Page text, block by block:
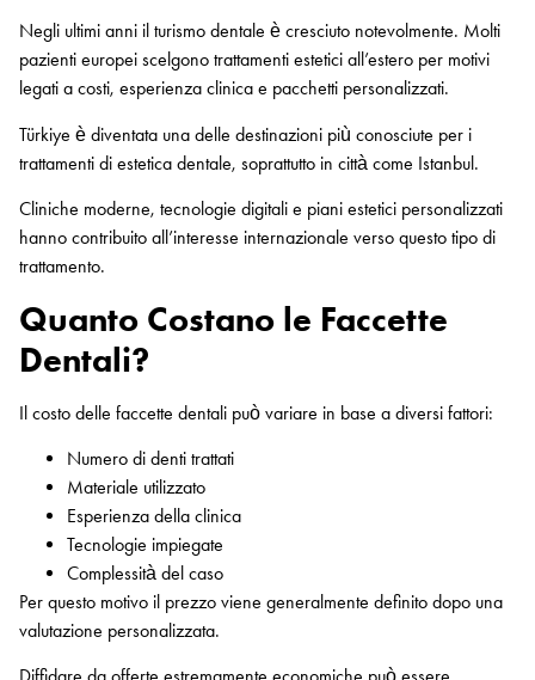
Negli ultimi anni il turismo dentale è cresciuto notevolmente. Molti
pazienti europei scelgono trattamenti estetici all’estero per motivi
legati a costi, esperienza clinica e pacchetti personalizzati.
Türkiye è diventata una delle destinazioni più conosciute per i
trattamenti di estetica dentale, soprattutto in città come Istanbul.
Cliniche moderne, tecnologie digitali e piani estetici personalizzati
hanno contribuito all’interesse internazionale verso questo tipo di
trattamento.
Quanto Costano le Faccette
Dentali?
Il costo delle faccette dentali può variare in base a diversi fattori:
Numero di denti trattati
Materiale utilizzato
Esperienza della clinica
Tecnologie impiegate
Complessità del caso
Per questo motivo il prezzo viene generalmente definito dopo una
valutazione personalizzata.